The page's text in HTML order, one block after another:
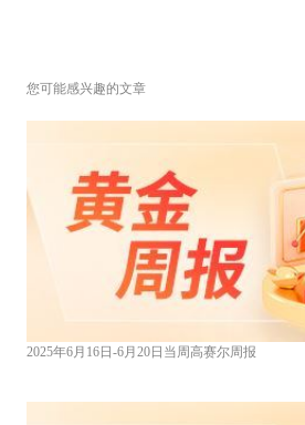
您可能感兴趣的文章
2025年6月16日-6月20日当周高赛尔周报